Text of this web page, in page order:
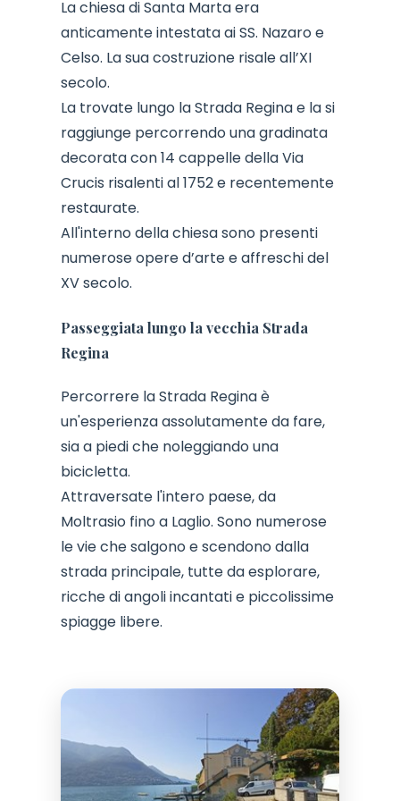
La chiesa di Santa Marta era
anticamente intestata ai SS. Nazaro e
Celso. La sua costruzione risale all’XI
secolo.
La trovate lungo la Strada Regina e la si
raggiunge percorrendo una gradinata
decorata con 14 cappelle della Via
Crucis risalenti al 1752 e recentemente
restaurate.
All'interno della chiesa sono presenti
numerose opere d’arte e affreschi del
XV secolo.
Passeggiata lungo la vecchia Strada
Regina
Percorrere la Strada Regina è
un'esperienza assolutamente da fare,
sia a piedi che noleggiando una
bicicletta.
Attraversate l'intero paese, da
Moltrasio fino a Laglio. Sono numerose
le vie che salgono e scendono dalla
strada principale, tutte da esplorare,
ricche di angoli incantati e piccolissime
spiagge libere.